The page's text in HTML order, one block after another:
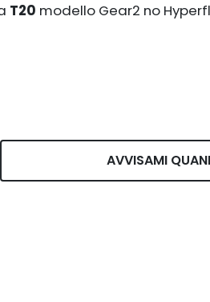
T20 modello Gear2 no
AVVISAMI